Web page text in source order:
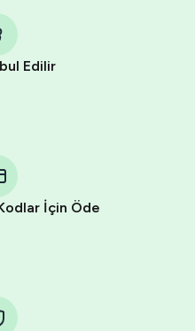
Edilir
İçin Öde
Pay, Apple Pay, or
bot and complete the